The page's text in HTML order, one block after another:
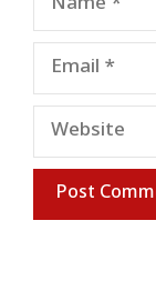
Email
Website